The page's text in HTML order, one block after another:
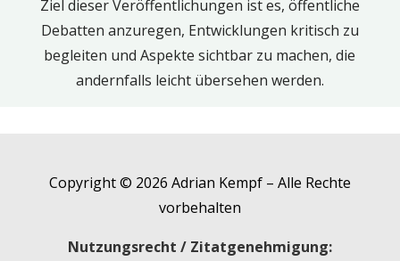
Ziel dieser Veröffentlichungen ist es, öffentliche
Debatten anzuregen, Entwicklungen kritisch zu
begleiten und Aspekte sichtbar zu machen, die
andernfalls leicht übersehen werden.
Copyright © 2026 Adrian Kempf – Alle Rechte
vorbehalten
Nutzungsrecht / Zitatgenehmigung: